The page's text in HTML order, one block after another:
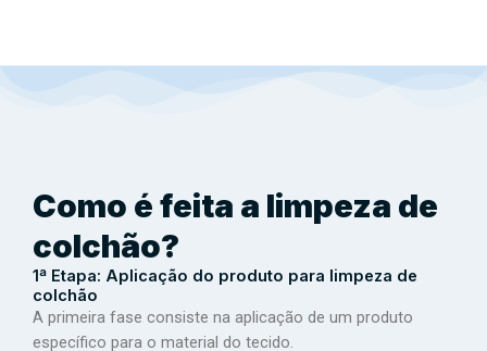
Como é feita a limpeza de
colchão?
1ª Etapa: Aplicação do produto para limpeza de
colchão
A primeira fase consiste na aplicação de um produto
específico para o material do tecido.